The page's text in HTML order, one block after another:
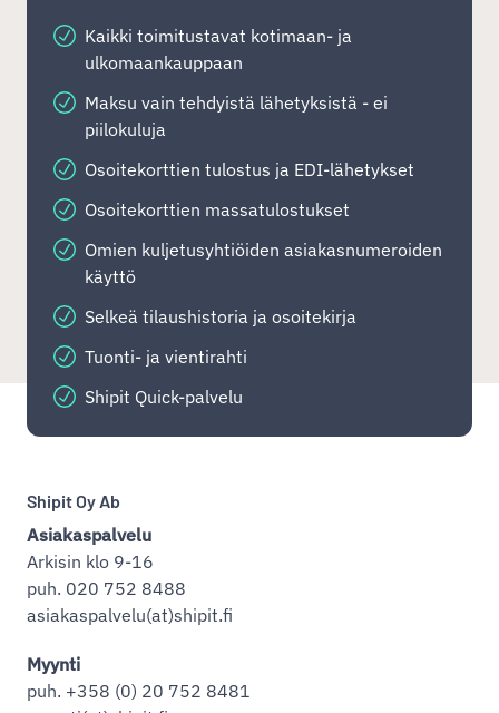
Kaikki toimitustavat kotimaan- ja
ulkomaankauppaan
Maksu vain tehdyistä lähetyksistä - ei
piilokuluja
Osoitekorttien tulostus ja EDI-lähetykset
Osoitekorttien massatulostukset
Omien kuljetusyhtiöiden asiakasnumeroiden
käyttö
Selkeä tilaushistoria ja osoitekirja
Tuonti- ja vientirahti
Shipit Quick-palvelu
Shipit Oy Ab
Asiakaspalvelu
Arkisin klo 9-16
puh. 020 752 8488
asiakaspalvelu(at)shipit.fi
Myynti
puh. +358 (0) 20 752 8481